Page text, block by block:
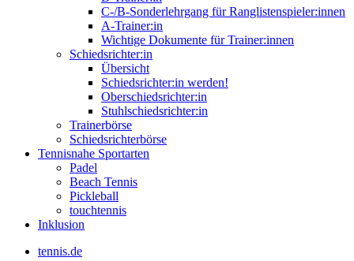
C-/B-Sonderlehrgang für Ranglistenspieler:innen
A-Trainer:in
Wichtige Dokumente für Trainer:innen
Schiedsrichter:in
Übersicht
Schiedsrichter:in werden!
Oberschiedsrichter:in
Stuhlschiedsrichter:in
Trainerbörse
Schiedsrichterbörse
Tennisnahe Sportarten
Padel
Beach Tennis
Pickleball
touchtennis
Inklusion
tennis.de